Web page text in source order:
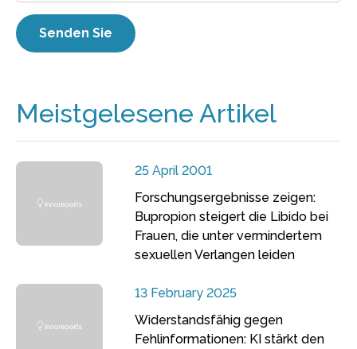
Meistgelesene Artikel
25 April 2001
Forschungsergebnisse zeigen:
Bupropion steigert die Libido bei
Frauen, die unter vermindertem
sexuellen Verlangen leiden
13 February 2025
Widerstandsfähig gegen
Fehlinformationen: KI stärkt den